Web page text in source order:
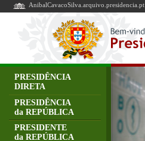
AnibalCavacoSilva.arquivo.presidencia.pt
PRESIDÊNCIA
DIRETA
PRESIDÊNCIA
da REPÚBLICA
PRESIDENTE
da REPÚBLICA